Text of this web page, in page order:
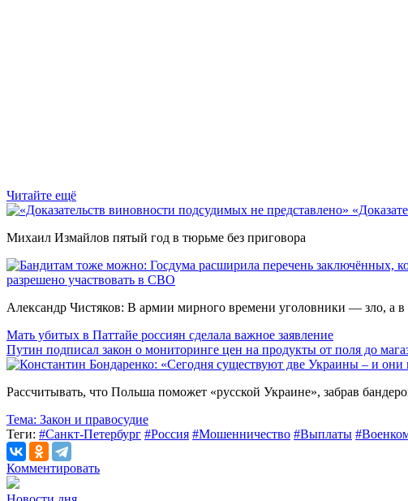
Читайте ещё
Михаил Измайлов пятый год в тюрьме без приговора
разрешено участвовать в СВО
Александр Чистяков: В армии мирного времени уголовники — зло, а
Мать убитых в Паттайе россиян сделала важное заявление
Путин подписал закон о мониторинге цен на продукты от поля до
Рассчитывать, что Польша поможет «русской Украине», забрав
Тема: Закон и правосудие
Теги: #Санкт-Петербург #Россия #Мошенничество #Выплаты
Комментировать